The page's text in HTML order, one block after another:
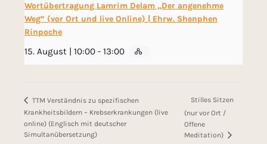
Wortübertragung Lamrim Delam „Der angenehme
Weg“ (vor Ort und live Online) | Ehrw. Shenphen
Rinpoche
15. August | 10:00 - 13:00
TTM Verständnis zu spezifischen
Krankheitsbildern – Krebserkrankungen (live
online) (Englisch mit deutscher
Simultanübersetzung)
Stilles Sitzen
(nur vor Ort /
Offene
Meditation)